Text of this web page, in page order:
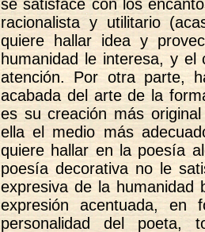
se satisface con los
racionalista y utilitario
quiere hallar idea y
humanidad le interesa, y
atención. Por otra parte,
acabada del arte de la
es su creación más
ella el medio más
quiere hallar en la poesía
poesía decorativa no le
expresiva de la humanidad
expresión acentuada,
personalidad del poeta,